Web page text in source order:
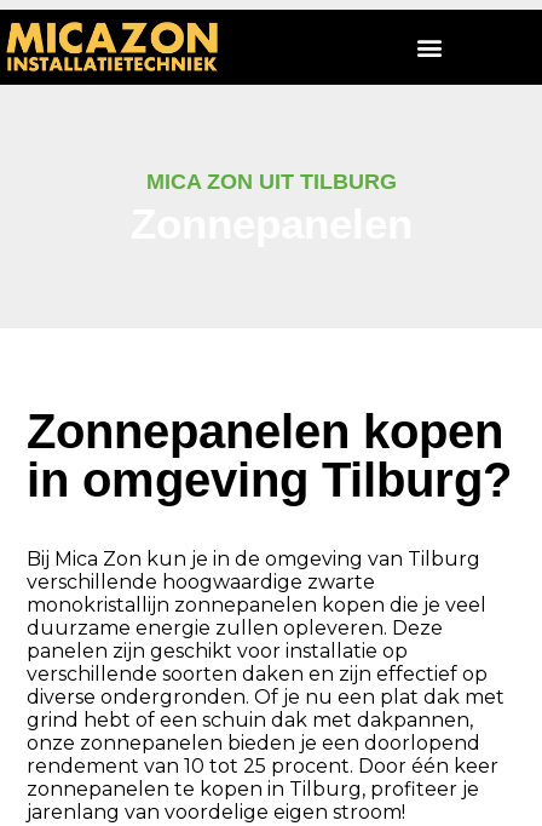
MICA ZON UIT TILBURG
Zonnepanelen kopen
in omgeving Tilburg?
Bij Mica Zon kun je in de omgeving van Tilburg
verschillende hoogwaardige zwarte
monokristallijn zonnepanelen kopen die je veel
duurzame energie zullen opleveren. Deze
panelen zijn geschikt voor installatie op
verschillende soorten daken en zijn effectief op
diverse ondergronden. Of je nu een plat dak met
grind hebt of een schuin dak met dakpannen,
onze zonnepanelen bieden je een doorlopend
rendement van 10 tot 25 procent. Door één keer
zonnepanelen te kopen in Tilburg, profiteer je
jarenlang van voordelige eigen stroom!